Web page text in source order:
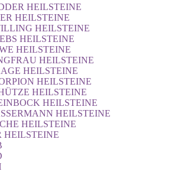
HEILSTEINE
HEILSTEINE
HEILSTEINE
HEILSTEINE
HEILSTEINE
HEILSTEINE
HEILSTEINE
HEILSTEINE
HEILSTEINE
HEILSTEINE
HEILSTEINE
HEILSTEINE
HEILSTEINE